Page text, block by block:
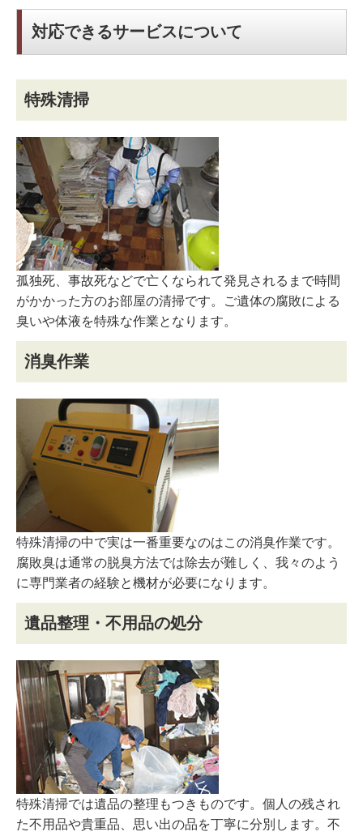
対応できるサービスについて
特殊清掃
孤独死、事故死などで亡くなられて発見されるまで時間
がかかった方のお部屋の清掃です。ご遺体の腐敗による
臭いや体液を特殊な作業となります。
消臭作業
特殊清掃の中で実は一番重要なのはこの消臭作業です。
腐敗臭は通常の脱臭方法では除去が難しく、我々のよう
に専門業者の経験と機材が必要になります。
遺品整理・不用品の処分
特殊清掃では遺品の整理もつきものです。個人の残され
た不用品や貴重品、思い出の品を丁寧に分別します。不